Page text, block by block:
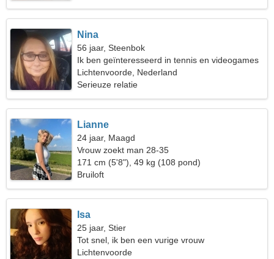
Nina
56 jaar, Steenbok
Ik ben geïnteresseerd in tennis en videogames
Lichtenvoorde, Nederland
Serieuze relatie
Lianne
24 jaar, Maagd
Vrouw zoekt man 28-35
171 cm (5'8"), 49 kg (108 pond)
Bruiloft
Isa
25 jaar, Stier
Tot snel, ik ben een vurige vrouw
Lichtenvoorde